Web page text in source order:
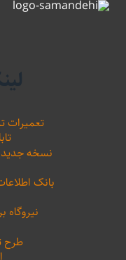
تعمیرات
نسخه جدید
بانک
طرح